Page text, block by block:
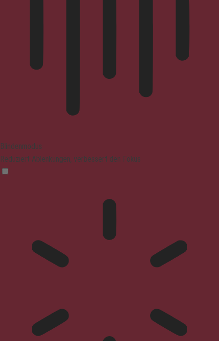
Blindenmodus
Reduziert Ablenkungen, verbessert den Fokus